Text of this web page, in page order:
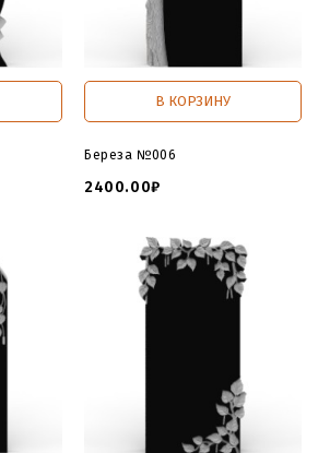
В КОРЗИНУ
Береза №006
2400.00₽